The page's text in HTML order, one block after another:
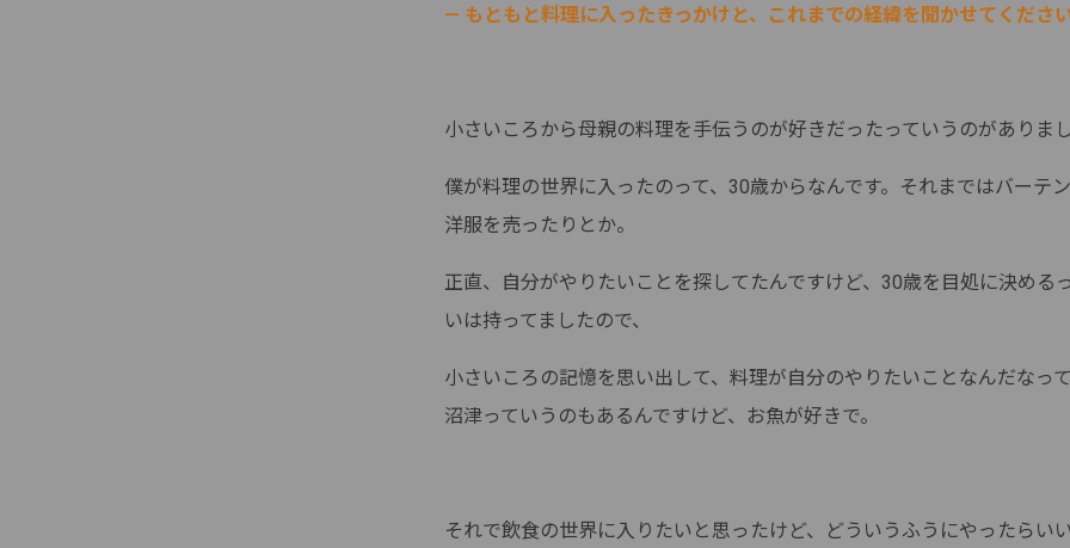
— もともと料理に入ったきっかけと、これまでの経緯を聞かせてくださ
小さいころから母親の料理を手伝うのが好きだったっていうのがありま
僕が料理の世界に入ったのって、30歳からなんです。それまではバーテ
洋服を売ったりとか。
正直、自分がやりたいことを探してたんですけど、30歳を目処に決める
いは持ってましたので、
小さいころの記憶を思い出して、料理が自分のやりたいことなんだなっ
沼津っていうのもあるんですけど、お魚が好きで。
それで飲食の世界に入りたいと思ったけど、どういうふうにやったらい